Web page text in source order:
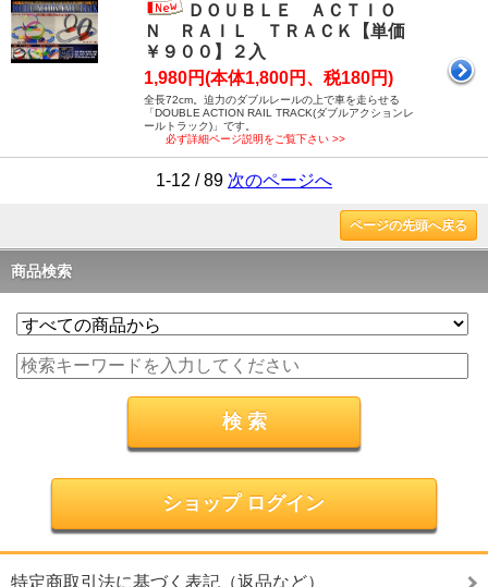
ＤＯＵＢＬＥ ＡＣＴＩＯ
Ｎ ＲＡＩＬ ＴＲＡＣＫ【単価
￥９００】２入
1,980円(本体1,800円、税180円)
全長72cm。迫力のダブルレールの上で車を走らせる
「DOUBLE ACTION RAIL TRACK(ダブルアクションレ
ールトラック)」です。
必ず詳細ページ説明をご覧下さい >>
1-12 / 89 次のページへ
ページの先頭へ戻る
商品検索
ショップ ログイン
特定商取引法に基づく表記（返品など）